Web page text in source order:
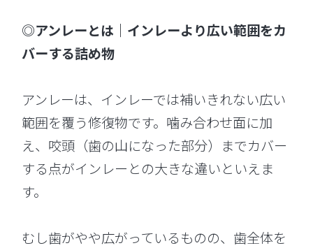
◎アンレーとは｜インレーより広い範囲をカ
バーする詰め物
アンレーは、インレーでは補いきれない広い
範囲を覆う修復物です。噛み合わせ面に加
え、咬頭（歯の山になった部分）までカバー
する点がインレーとの大きな違いといえま
す。
むし歯がやや広がっているものの、歯全体を